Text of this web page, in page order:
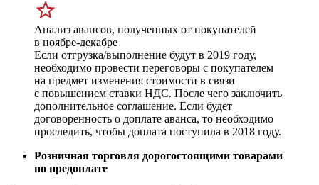
Анализ авансов, полученных от покупателей
в ноябре-декабре
Если отгрузка/выполнение будут в 2019 году,
необходимо провести переговоры с покупателем
на предмет изменения стоимости в связи
с повышением ставки НДС. После чего заключить
дополнительное соглашение. Если будет
договоренность о доплате аванса, то необходимо
проследить, чтобы доплата поступила в 2018 году.
Розничная торговля дорогостоящими товарами
по предоплате